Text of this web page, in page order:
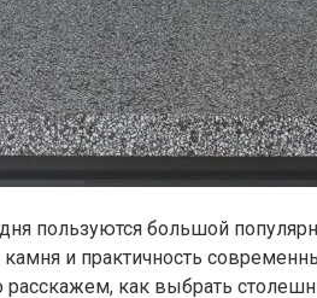
пользуются большой
и практичность
как выбрать